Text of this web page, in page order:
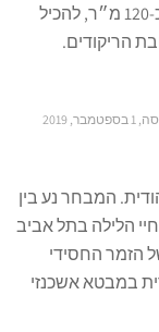
אורחים נוספים. בסה״כ יכול המקום, שגודלו כ-120 מ״ר, להכיל
הריקודים.
לקוחות ״כּושר בּר״ מרימים כוסית לחיים מחוץ לבר באודסה, 1 בספטמבר, 2019
המבחר נע בין
הלילה בתל אביב
הזמר החסידי
במבטא אשכנזי